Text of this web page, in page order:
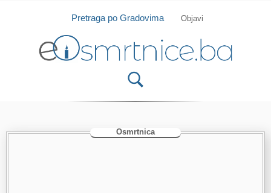
Isprobajte našu Android i IOS aplikaciju
Pretraga po Gradovima Objavi
Osmrtnica